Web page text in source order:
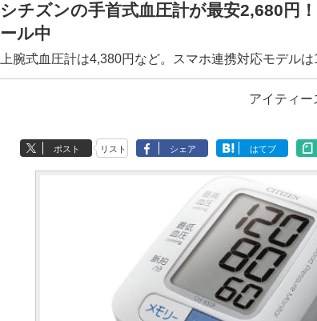
シチズンの手首式血圧計が最安2,680円
ール中
上腕式血圧計は4,380円など。スマホ連携対応モデルは
アイティー
ポスト リスト シェア はてブ